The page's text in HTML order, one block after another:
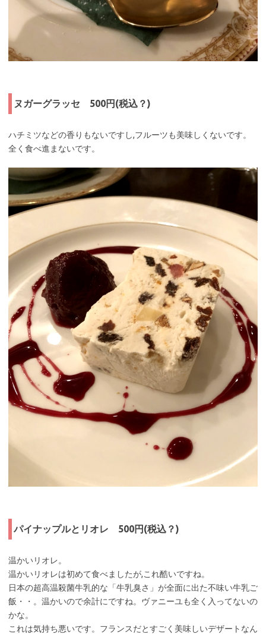
ヌガーグラッセ 500円(税込？)
ハチミツなどの香りもないですし,フルーツも美味しくないです。
全く食べ進まないです。
パイナップルとリオレ 500円(税込？)
温かいリオレ。
温かいリオレは初めて食べましたが,これ酷いですね。
日本の超高温殺菌牛乳的な「牛乳臭さ」が全面に出た不味い牛乳ご
飯・・。温かいので余計にですね。ヴァニーユも全く入ってないの
かな。
これは気持ち悪いです。フランスだとすごく美味しいデザートなん